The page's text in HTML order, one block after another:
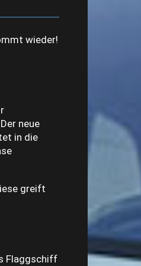
wieder!
neue
in die
greift
Flaggschiff